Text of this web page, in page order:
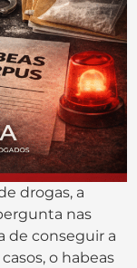
drogas, a
nas
de conseguir a
o habeas